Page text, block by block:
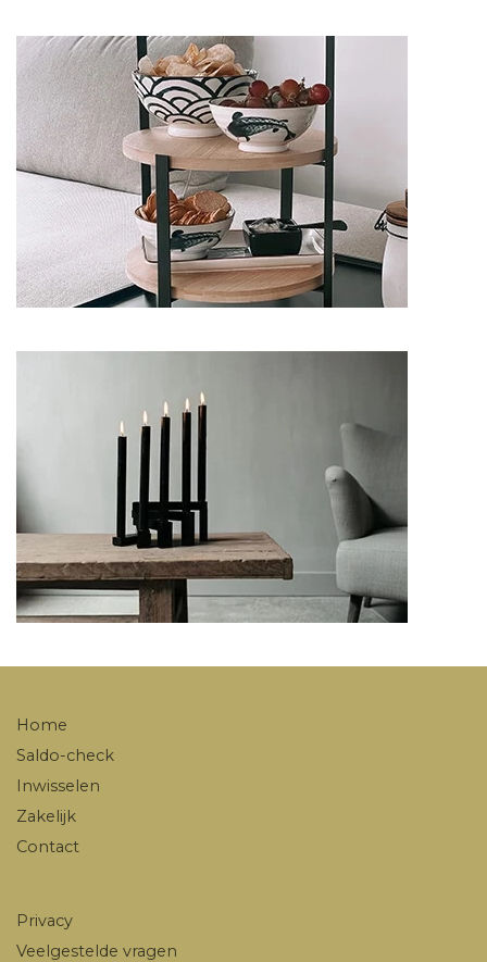
Home
Saldo-check
Inwisselen
Zakelijk
Contact
Privacy
Veelgestelde vragen